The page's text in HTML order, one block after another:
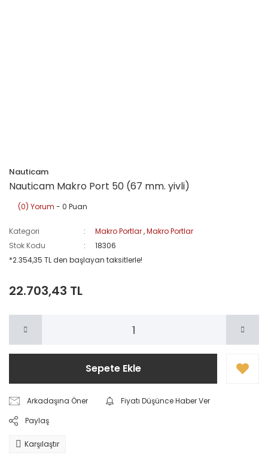
Nauticam
Nauticam Makro Port 50 (67 mm. yivli)
(0) Yorum - 0 Puan
Kategori Makro Portlar,Makro Portlar
Stok Kodu
18306
*2.354,35 TL den başlayan taksitlerle!
22.703,43 TL
Sepete Ekle
Arkadaşına Öner
Fiyatı Düşünce Haber Ver
Paylaş
Karşılaştır